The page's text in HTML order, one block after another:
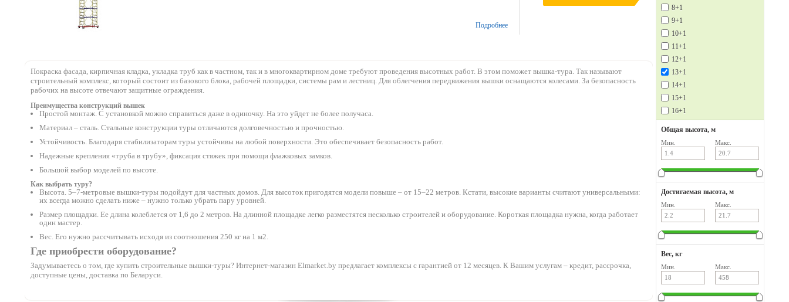
Подробнее
Покраска фасада, кирпичная кладка, укладка труб как в частном, так и в многоквартирном доме требуют проведения высотных работ. В этом поможет вышка-тура. Так называют
строительный комплекс, который состоит из базового блока, рабочей площадки, системы рам и лестниц. Для облегчения передвижения вышки оснащаются колесами. За безопасность
рабочих на высоте отвечают защитные ограждения.
Преимущества конструкций вышек
Простой монтаж. С установкой можно справиться даже в одиночку. На это уйдет не более получаса.
Материал – сталь. Стальные конструкции туры отличаются долговечностью и прочностью.
Устойчивость. Благодаря стабилизаторам туры устойчивы на любой поверхности. Это обеспечивает безопасность работ.
Надежные крепления «труба в трубу», фиксация стяжек при помощи флажковых замков.
Большой выбор моделей по высоте.
Как выбрать туру?
Высота. 5–7-метровые вышки-туры подойдут для частных домов. Для высоток пригодятся модели повыше – от 15–22 метров. Кстати, высокие варианты считают универсальными:
их всегда можно сделать ниже – нужно только убрать пару уровней.
Размер площадки. Ее длина колеблется от 1,6 до 2 метров. На длинной площадке легко разместятся несколько строителей и оборудование. Короткая площадка нужна, когда работает
один мастер.
Вес. Его нужно рассчитывать исходя из соотношения 250 кг на 1 м2.
Где приобрести оборудование?
Задумываетесь о том, где купить строительные вышки-туры? Интернет-магазин Elmarket.by предлагает комплексы с гарантией от 12 месяцев. К Вашим услугам – кредит, рассрочка,
доступные цены, доставка по Беларуси.
8+1
9+1
10+1
11+1
12+1
13+1
14+1
15+1
16+1
Общая высота, м
Мин. Макс.
Достигаемая высота, м
Мин. Макс.
Вес, кг
Мин. Макс.